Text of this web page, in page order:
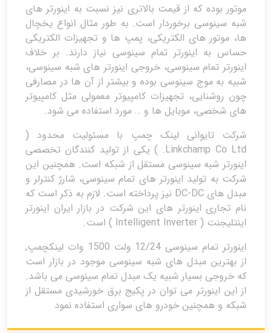
موتور بوده که از قیمت بالاتری نیز نسبت به اینورتر های
شبه سینوسی برخوردار است. به طور مثال انواع یخچال
ها، موتور های الکتریکی، پمپ ها و تجهیزات الکتریکی
حساس به اینورتر تمام سینوسی نیاز دارند. بر خلاف
اینورتر تمام سینوسی، خروجی اینورتر های شبه سینوسی،
شبیه به موج سینوسی بوده و بیشتر از آن ها در مصارفی
چون روشنایی، تجهیزات کامپیوتر معمولی مثل کامپیوتر
های شخصی، موبایل ها و … مورد استفاده می شود.
شرکت تایوانی لینک چمپ با مسئولیت محدود (
Linkchamp Co Ltd. ) یکی از تولید کنندگان تخصصی
اینورتر شبه سینوسی مستقل از شبکه است. همچنین این
شرکت به تولید اینورتر های تمام سینوسی، شارژ کنترلر و
مبدل های DC-DC نیز پرداخته است. لازم به ذکر است که
نام تجاری اینورتر های این شرکت در بازار ایران اینورتر
اینتلیجنت ( Intelligent Inverter ) است.
اینورتر تمام سینوسی 12/24 ولت 1500 وات لینکچمپ,
از بهترین مبدل های شبه سینوسی موجود در بازار است
که خروجی بسیار شبیه یک مبدل تمام سینوسی می باشد.
از این اینورتر می توان در پکیج برق خورشیدی مستقل از
شبکه و همچنین خودرو های سواری استفاده نمود